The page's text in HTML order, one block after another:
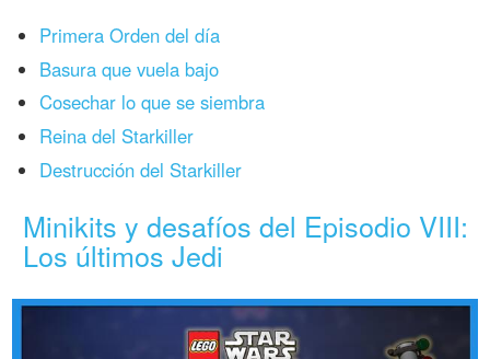
Primera Orden del día
Basura que vuela bajo
Cosechar lo que se siembra
Reina del Starkiller
Destrucción del Starkiller
Minikits y desafíos del Episodio VIII:
Los últimos Jedi